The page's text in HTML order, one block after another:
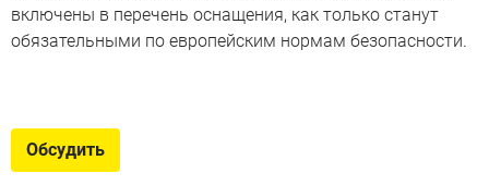
включены в перечень оснащения, как только станут
обязательными по европейским нормам безопасности.
От внедорожных обвесов, до лимузинов и машин
Обсудить